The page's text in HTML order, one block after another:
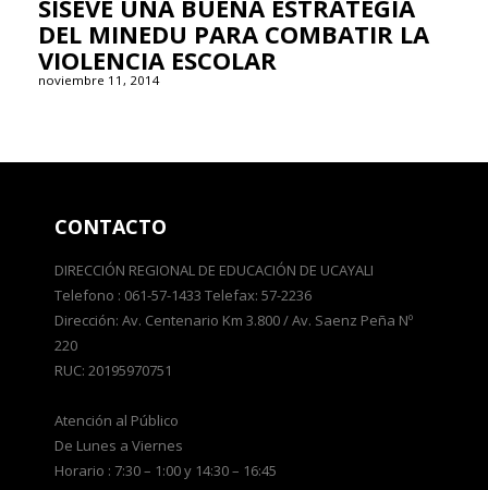
SISEVE UNA BUENA ESTRATEGIA
DEL MINEDU PARA COMBATIR LA
VIOLENCIA ESCOLAR
noviembre 11, 2014
CONTACTO
DIRECCIÓN REGIONAL DE EDUCACIÓN DE UCAYALI
Telefono : 061-57-1433 Telefax: 57-2236
Dirección: Av. Centenario Km 3.800 / Av. Saenz Peña Nº
220
RUC: 20195970751
Atención al Público
De Lunes a Viernes
Horario : 7:30 – 1:00 y 14:30 – 16:45